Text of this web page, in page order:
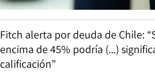
Fitch alerta por deuda de Chile:
encima de 45% podría (...)
calificación”